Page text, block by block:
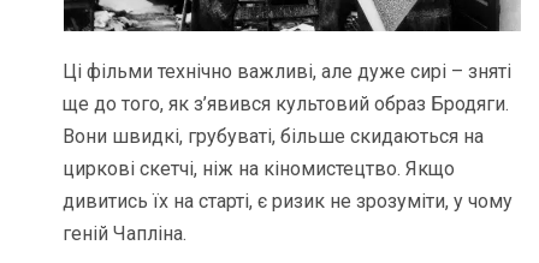
Ці фільми технічно важливі, але дуже сирі – зняті
ще до того, як з’явився культовий образ Бродяги.
Вони швидкі, грубуваті, більше скидаються на
циркові скетчі, ніж на кіномистецтво. Якщо
дивитись їх на старті, є ризик не зрозуміти, у чому
геній Чапліна.